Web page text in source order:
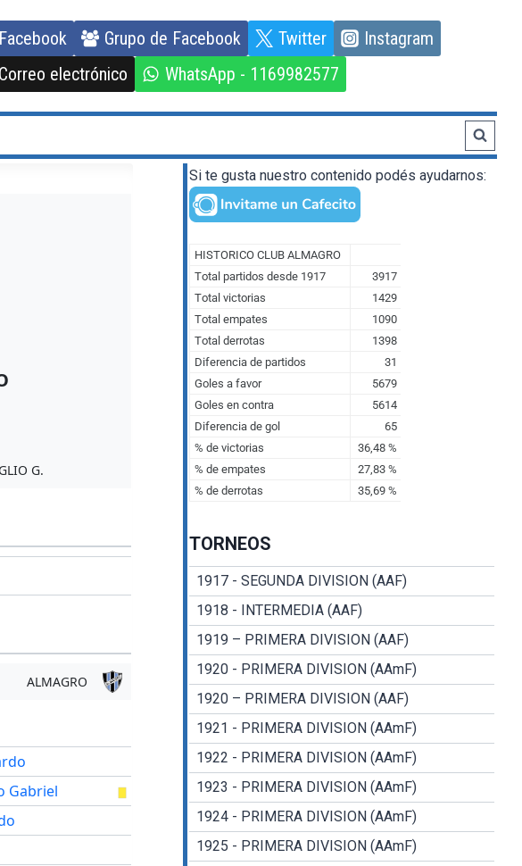
Facebook Grupo de Facebook Twitter
Instagram
Correo electrónico
WhatsApp - 1169982577
G.
ALMAGRO
Gabriel
Si te gusta nuestro contenido podés ayudarnos:
TORNEOS
1917 - SEGUNDA DIVISION (AAF)
1918 - INTERMEDIA (AAF)
1919 – PRIMERA DIVISION (AAF)
1920 - PRIMERA DIVISION (AAmF)
1920 – PRIMERA DIVISION (AAF)
1921 - PRIMERA DIVISION (AAmF)
1922 - PRIMERA DIVISION (AAmF)
1923 - PRIMERA DIVISION (AAmF)
1924 - PRIMERA DIVISION (AAmF)
1925 - PRIMERA DIVISION (AAmF)